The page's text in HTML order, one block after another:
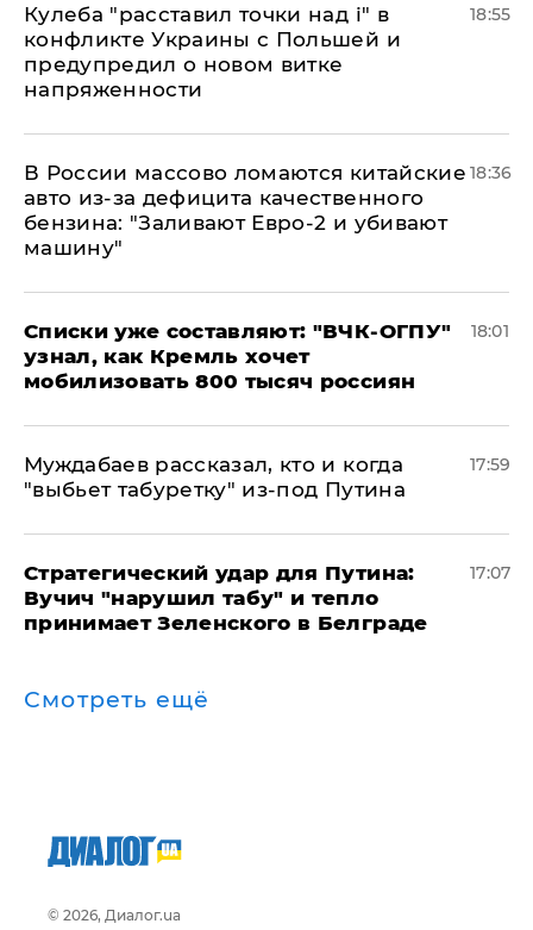
Кулеба "расставил точки над і" в
конфликте Украины с Польшей и
предупредил о новом витке
напряженности
18:55
В России массово ломаются китайские
авто из-за дефицита качественного
бензина: "Заливают Евро-2 и убивают
машину"
18:36
Списки уже составляют: "ВЧК-ОГПУ"
узнал, как Кремль хочет
мобилизовать 800 тысяч россиян
18:01
Муждабаев рассказал, кто и когда
"выбьет табуретку" из-под Путина
17:59
Стратегический удар для Путина:
Вучич "нарушил табу" и тепло
принимает Зеленского в Белграде
17:07
Смотреть ещё
© 2026, Диалог.ua